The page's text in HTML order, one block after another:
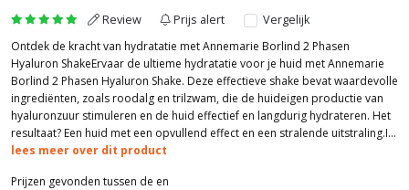
Review Prijs alert
Vergelijk
Ontdek de kracht van hydratatie met Annemarie Borlind 2 Phasen
Hyaluron ShakeErvaar de ultieme hydratatie voor je huid met Annemarie
Borlind 2 Phasen Hyaluron Shake. Deze effectieve shake bevat waardevolle
ingrediënten, zoals roodalg en trilzwam, die de huideigen productie van
hyaluronzuur stimuleren en de huid effectief en langdurig hydrateren. Het
resultaat? Een huid met een opvullend effect en een stralende uitstraling.I...
lees meer over dit product
Prijzen gevonden tussen de en